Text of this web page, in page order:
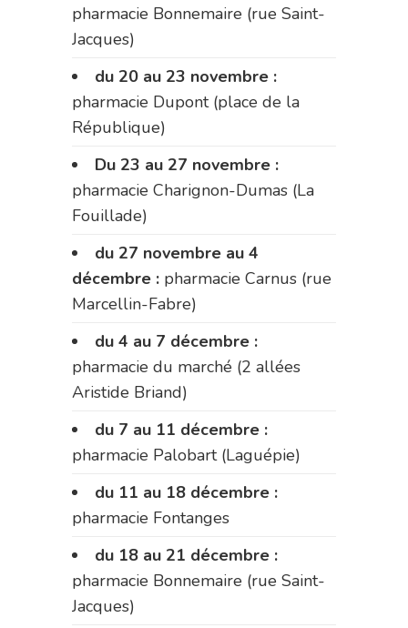
pharmacie Bonnemaire (rue Saint-
Jacques)
du 20 au 23 novembre :
pharmacie Dupont (place de la
République)
Du 23 au 27 novembre :
pharmacie Charignon-Dumas (La
Fouillade)
du 27 novembre au 4
décembre : pharmacie Carnus (rue
Marcellin-Fabre)
du 4 au 7 décembre :
pharmacie du marché (2 allées
Aristide Briand)
du 7 au 11 décembre :
pharmacie Palobart (Laguépie)
du 11 au 18 décembre :
pharmacie Fontanges
du 18 au 21 décembre :
pharmacie Bonnemaire (rue Saint-
Jacques)